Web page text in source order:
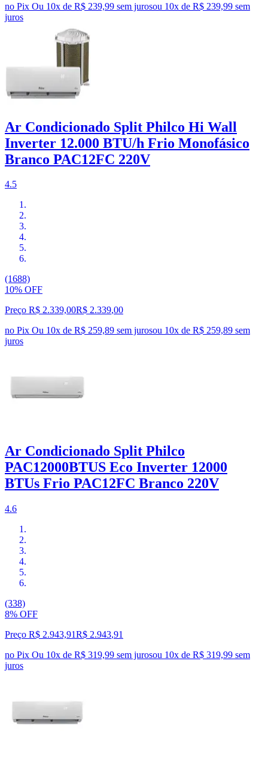
no Pix Ou 10x de R$ 239,99 sem jurosou 10x de R$ 239,99 sem
juros
Ar Condicionado Split Philco Hi Wall
Inverter 12.000 BTU/h Frio Monofásico
Branco PAC12FC 220V
4.5
(1688)
10% OFF
Preço R$ 2.339,00R$ 2.339,00
no Pix Ou 10x de R$ 259,89 sem jurosou 10x de R$ 259,89 sem
juros
Ar Condicionado Split Philco
PAC12000BTUS Eco Inverter 12000
BTUs Frio PAC12FC Branco 220V
4.6
(338)
8% OFF
Preço R$ 2.943,91R$ 2.943,91
no Pix Ou 10x de R$ 319,99 sem jurosou 10x de R$ 319,99 sem
juros